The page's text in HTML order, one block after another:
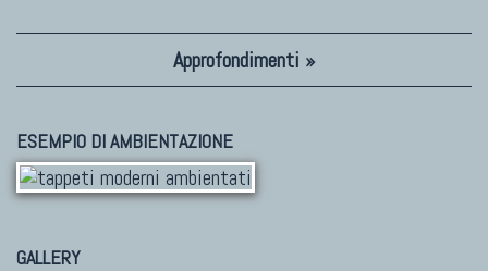
Approfondimenti »
ESEMPIO DI AMBIENTAZIONE
GALLERY